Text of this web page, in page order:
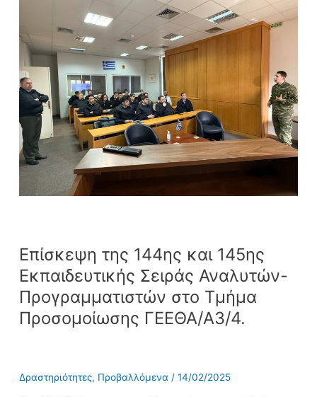
Επίσκεψη της 144ης και 145ης
Εκπαιδευτικής Σειράς Αναλυτών-
Προγραμματιστών στο Τμήμα
Προσομοίωσης ΓΕΕΘΑ/Α3/4.
Δραστηριότητες, Προβαλλόμενα /14/02/2025
και
145ης
Εκπαιδευτικής
Σειράς
Αναλυτών-
Προγραμματιστών
στο
Τμήμα
Προσομοίωσης
ΓΕΕΘΑ/
Α3/4.